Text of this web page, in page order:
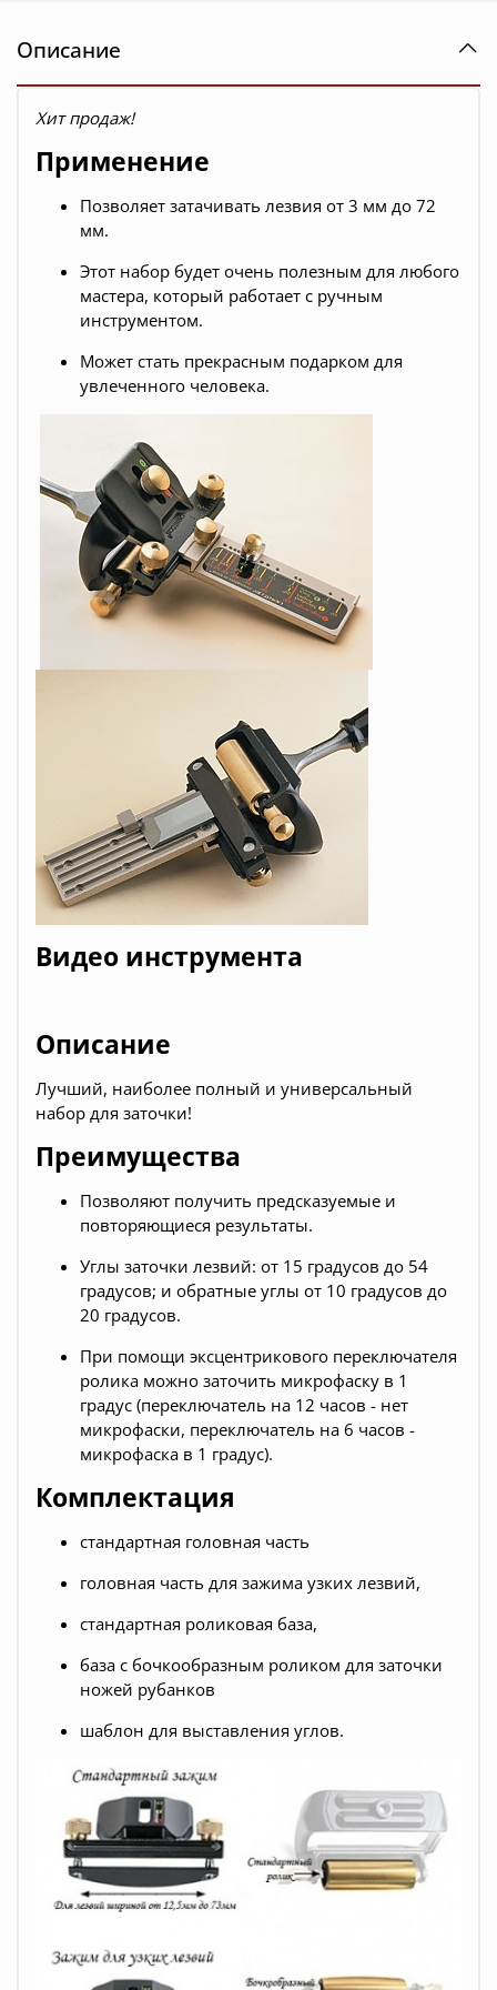
Описание
Хит продаж!
Применение
Позволяет затачивать лезвия от 3 мм до 72
мм.
Этот набор будет очень полезным для любого
мастера, который работает с ручным
инструментом.
Может стать прекрасным подарком для
увлеченного человека.
Видео инструмента
Описание
Лучший, наиболее полный и универсальный
набор для заточки!
Преимущества
Позволяют получить предсказуемые и
повторяющиеся результаты.
Углы заточки лезвий: от 15 градусов до 54
градусов; и обратные углы от 10 градусов до
20 градусов.
При помощи эксцентрикового переключателя
ролика можно заточить микрофаску в 1
градус (переключатель на 12 часов - нет
микрофаски, переключатель на 6 часов -
микрофаска в 1 градус).
Комплектация
стандартная головная часть
головная часть для зажима узких лезвий,
стандартная роликовая база,
база с бочкообразным роликом для заточки
ножей рубанков
шаблон для выставления углов.